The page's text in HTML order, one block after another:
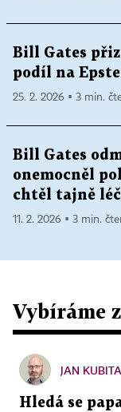
Bill Gates
podíl na
25. 2. 2026 ▪ 3 min.
Bill Gates
onemocněl
chtěl tajně
11. 2. 2026 ▪ 3 min.
Vybíráme
JAN KUBITA
Hledá se